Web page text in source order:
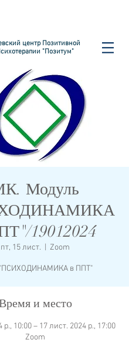
центр Позитивной
"Позитум"
Модуль
19012024
пт, 15 лист. Zoom
в ППТ"
и место
р., 10:00 – 17 лист. 2024 р., 17:00
Zoom